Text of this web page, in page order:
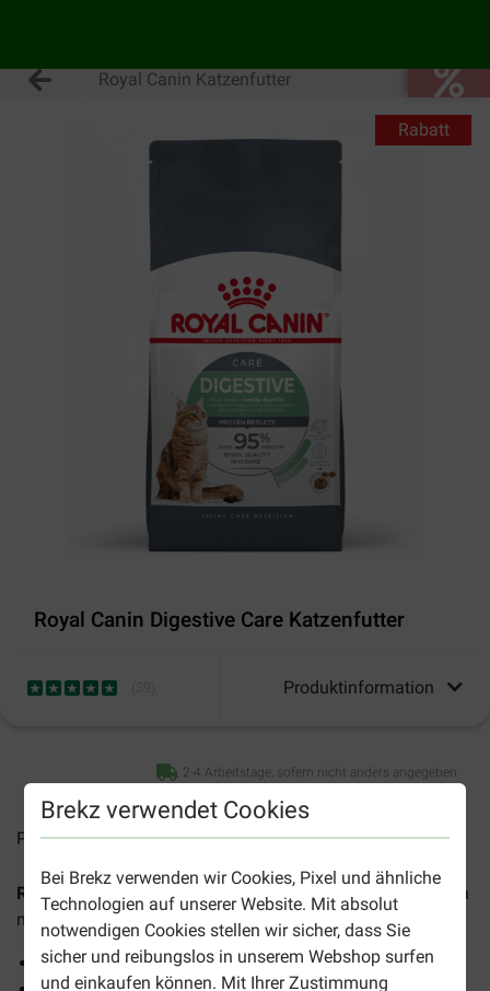
Brekz verwendet Cookies
Bei Brekz verwenden wir Cookies, Pixel und ähnliche
Technologien auf unserer Website. Mit absolut
notwendigen Cookies stellen wir sicher, dass Sie
sicher und reibungslos in unserem Webshop surfen
und einkaufen können. Mit Ihrer Zustimmung
Royal Canin Katzenfutter
Rabatt
Royal Canin Digestive Care Katzenfutter
Produktinformation
2-4 Arbeitstage, sofern nicht anders angegeben
Preise inkl. MwSt zzgl.Versandkosten
Royal Canin Digestive Care
ist ein Trockenfutter für Katzen
mit sensibler Verdauung.
Eine gut funktionierende Verdauung